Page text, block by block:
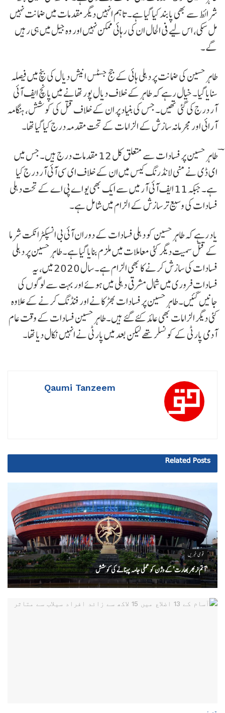
شرائط سے بھی پابند کیا گیا ہے۔ تاہم انہیں دیگر مقدمات میں ضمانت نہیں
مل سکی، اس لیے فی الحال ان کی رہائی ممکن نہیں اور وہ جیل میں ہی رہیں
گے۔
طاہر حسین کی ضمانت پر دہلی ہائی کے جج جسٹس انیش دیال کی بنچ میں فیصلہ
سنایا گیا۔ خیال رہے کہ طاہر کے خلاف دیال پور تھانے میں پانچ ایف آئی
آر درج کی گئی تھیں۔ جس کی بنیاد پر ان کے خلاف قتل کی کوشش، ہنگامہ
آرائی اور مجرمانہ سازش کے الزامات کے تحت مقدمہ درج کیا گیا تھا۔
ؔطاہر حسین پر فسادات سے متعلق کل 12 مقدمات درج ہیں۔ جس میں
ای ڈی نے منی لانڈرنگ کیس میں ان کے خلاف ای سی آئی آر درج کیا
ہے۔ جبکہ 11 ایف آئی آر میں سے ایک بھی یو اے پی اے کے تحت دہلی
فسادات کی وسیع تر سازش کے الزام میں شامل ہے۔
یاد رہے کہ طاہر حسین کو دہلی فسادات کے دوران آئی بی انسپکٹر انکت شرما
کے قتل سمیت دیگر کئی معاملات میں ملزم بنایا گیا ہے۔ طاہر حسین پر دہلی
فسادات کی سازش کرنے کا بھی الزام ہے۔ سال 2020 میں، یہ
فسادات فروری میں شمال مشرقی دہلی میں ہوئے اور بہت سے لوگوں کی
جانیں گئیں۔ طاہر حسین پر فسادات بھڑکانے اور فنڈنگ ​​کرنے کے علاوہ
کئی دیگر الزامات بھی عائد کئے گئے ہیں۔ طاہر حسین فسادات کے وقت عام
آدمی پارٹی کے کونسلر تھے لیکن بعد میں پارٹی نے انہیں نکال دیا تھا۔
Qaumi Tanzeem
Related Posts
قومی خبریں
‘ آتم نربھر بھارت’ کے وژن کو عملی جامہ پہنانے کی کوشش